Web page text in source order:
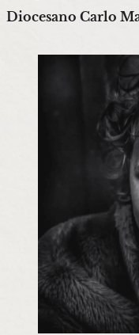
Diocesano Carlo